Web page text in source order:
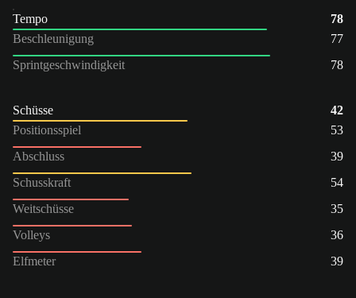
Tempo
78
Beschleunigung
77
Sprintgeschwindigkeit
78
Schüsse
42
Positionsspiel
53
Abschluss
39
Schusskraft
54
Weitschüsse
35
Volleys
36
Elfmeter
39